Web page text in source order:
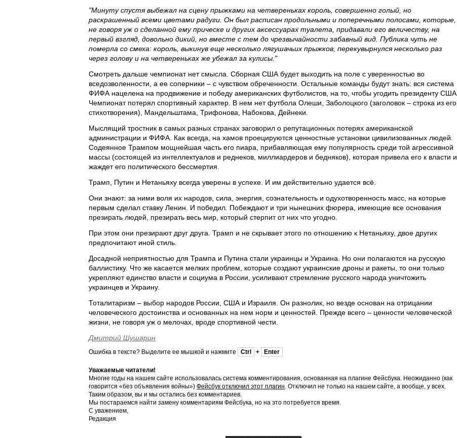
"Минуту спустя выбежал на сцену прыжками на четвереньках король, совершенно голый, но
раскрашенный всеми цветами радуги. Он был расписан продольными и поперечными полосами, которые,
не говоря уж о сделанной ему прическе и других аксессуарах туалета, придавали его величеству, на
первый взгляд, довольно дикий, но вместе с тем до чрезвычайности забавный вид. Публика чуть не
померла со смеха: король, выкинув еще несколько лягушачьих прыжков, перекувырнулся несколько раз
через голову и на четвереньках же убежал за кулисы."
Смотреть дальше чемпионат нет смысла. Сборная США будет выходить на поле с уверенностью во
вседозволенности, а ее соперники – с чувством обреченности. Остальные команды будут знать: вся система
ФИФА нацелена на продвижение и победу американских футболистов, на то, чтобы угодить президенту США.
Чемпионат потерял спортивный характер. В нем нет футбола Олеши, Заболоцкого (заголовок – строка из его
стихотворения), Мандельштама, Трифонова, Набокова, Дейнеки.
Мыслящий тростник в самых разных странах заговорил о репутационных потерях американской
администрации и ФИФА. Как всегда, на хамов проецируются ценностные установки цивилизованных людей.
Содеянное Трампом мощнейшая часть его пиара, прибавляющая ему популярность среди той агрессивной
массы (состоящей из интеллектуалов и реднеков, миллиардеров и бедняков), которая привела его к власти и
жаждет его политического бессмертия.
Трамп, Путин и Нетаньяху всегда уверены в успехе. И им действительно удается всё.
Они знают: за ними воля их народов, сила, энергия, сознательность и одухотворенность масс, на которые
первым сделал ставку Ленин. И победил. Побеждают и три нынешних фюрера, имеющие все основания
презирать людей, презирать весь мир, который стерпит от них что угодно.
При этом они презирают друг друга. Трамп и не скрывает этого по отношению к Нетаньяху, двое других
предпочитают иной стиль.
Досадной неприятностью для Трампа и Путина стали украинцы и Украина. Но они полагаются на русскую
баллистику. Что же касается мелких проблем, которые создают украинские дроны и ракеты, то они только
укрепляют единство власти и социума в России, усиливают стремление русского народа уничтожить
украинцев и Украину.
Тоталитаризм – выбор народов России, США и Израиля. Он разнолик, но везде основан на отрицании
человеческого достоинства и основанных на нем норм и ценностей. Прежде всего – ценности человеческой
жизни, не говоря уж о мелочах, вроде спортивной чести.
Дмитрий Шушарин
Ошибка в тексте? Выделите ее мышкой и нажмите Ctrl + Enter
Уважаемые читатели!
Многие годы на нашем сайте использовалась система комментирования, основанная на плагине Фейсбука. Неожиданно (как
говорится «без объявления войны») Фейсбук отключил этот плагин. Отключил не только на нашем сайте, а вообще, у всех.
Таким образом, вы и мы остались без комментариев.
Мы постараемся найти замену комментариям Фейсбука, но на это потребуется время.
С уважением,
Редакция